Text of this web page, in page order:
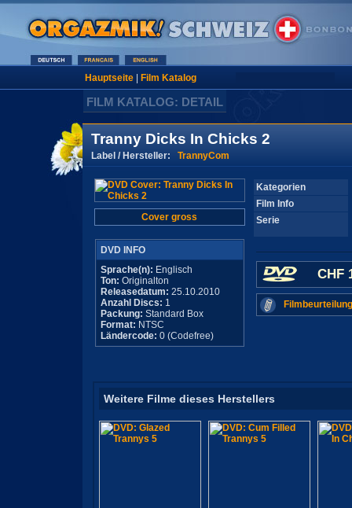
Hauptseite| Film Katalog
FILM KATALOG: DETAIL
Tranny Dicks In Chicks 2
Label / Hersteller: TrannyCom
Cover gross
DVD INFO
Sprache(n): Englisch
Ton: Originalton
Releasedatum: 25.10.2010
Anzahl Discs: 1
Packung: Standard Box
Format: NTSC
Ländercode: 0 (Codefree)
Kategorien
Film Info
Serie
CHF
Weitere Filme dieses Herstellers